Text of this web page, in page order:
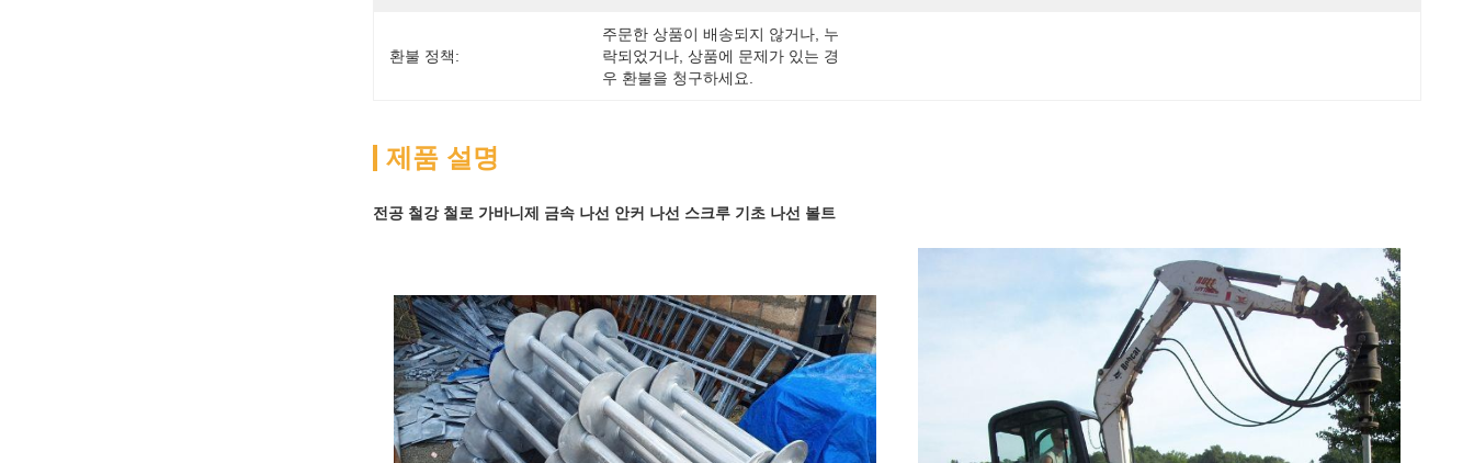
환불 정책:
주문한 상품이 배송되지 않거나, 누
락되었거나, 상품에 문제가 있는 경
우 환불을 청구하세요.
제품 설명
전공 철강 철로 가바니제 금속 나선 안커 나선 스크루 기초 나선 볼트